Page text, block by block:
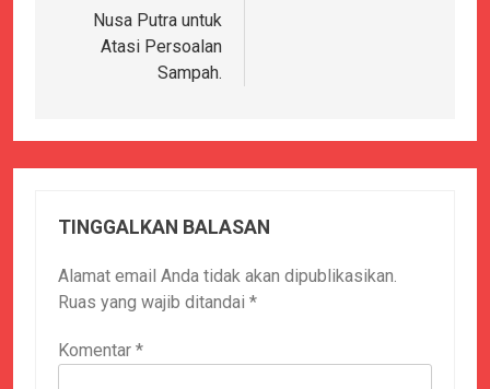
Nusa Putra untuk
Atasi Persoalan
Sampah.
TINGGALKAN BALASAN
Alamat email Anda tidak akan dipublikasikan.
Ruas yang wajib ditandai *
Komentar *